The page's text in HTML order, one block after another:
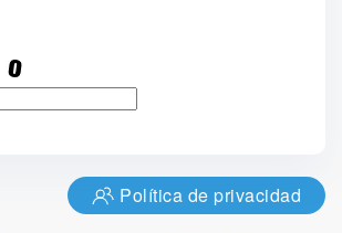
Política de privacidad